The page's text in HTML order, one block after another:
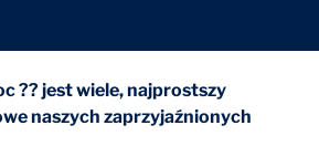
?? jest wiele, najprostszy
naszych zaprzyjaźnionych